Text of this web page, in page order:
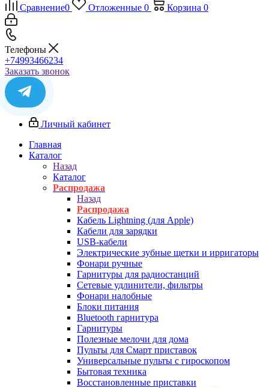
Сравнение0 Отложенные 0 Корзина 0
Телефоны
+74993466234
Заказать звонок
Личный кабинет
Главная
Каталог
Назад
Каталог
Распродажа
Назад
Распродажа
Кабель Lightning (для Apple)
Кабели для зарядки
USB-кабели
Электрические зубные щетки и ирригаторы
Фонари ручные
Гарнитуры для радиостанций
Сетевые удлинители, фильтры
Фонари налобные
Блоки питания
Bluetooth гарнитура
Гарнитуры
Полезные мелочи для дома
Пульты для Смарт приставок
Универсальные пульты с гироскопом
Бытовая техника
Восстановленные приставки